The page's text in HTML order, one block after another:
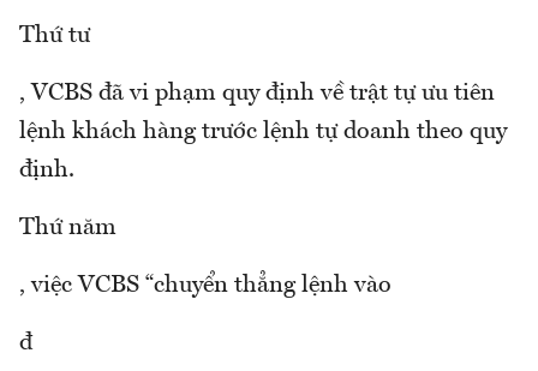
Thứ tư
, VCBS đã vi phạm quy định về trật tự ưu tiên
lệnh khách hàng trước lệnh tự doanh theo quy
định.
Thứ năm
, việc VCBS “chuyển thẳng lệnh vào
đ